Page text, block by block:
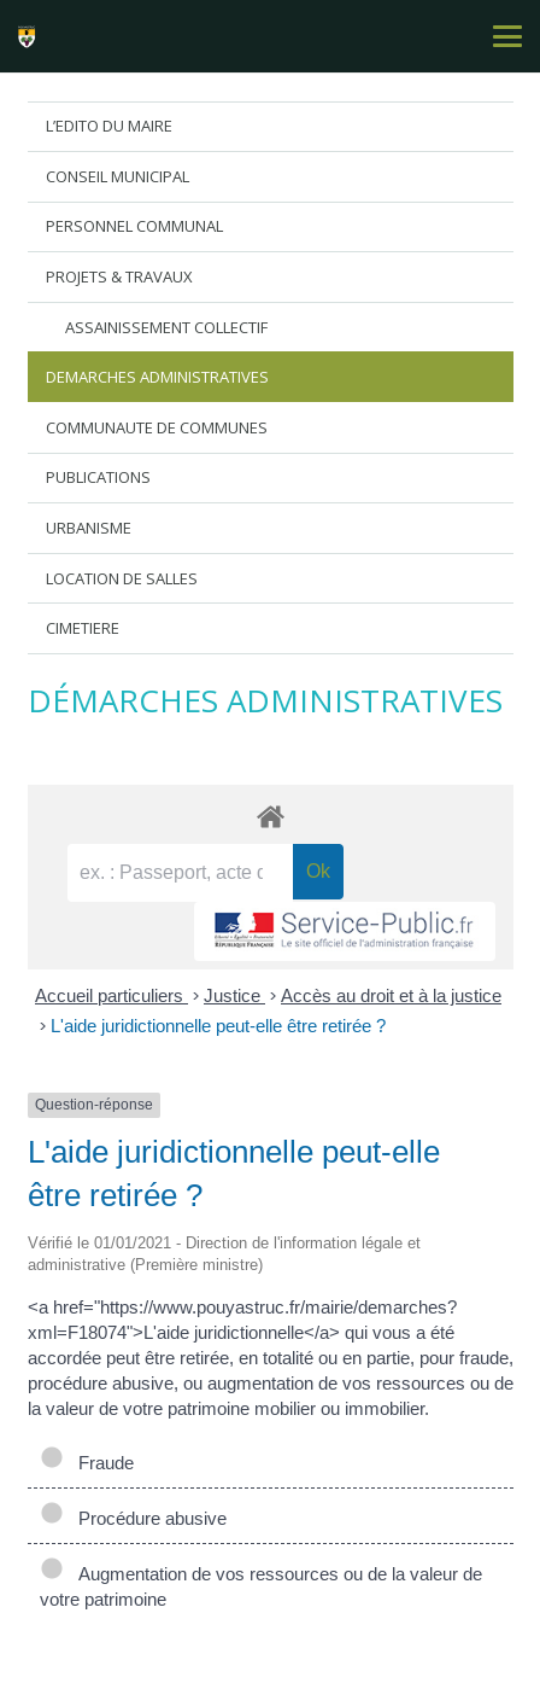
L’EDITO DU MAIRE
CONSEIL MUNICIPAL
PERSONNEL COMMUNAL
PROJETS & TRAVAUX
ASSAINISSEMENT COLLECTIF
DEMARCHES ADMINISTRATIVES
COMMUNAUTE DE COMMUNES
PUBLICATIONS
URBANISME
LOCATION DE SALLES
CIMETIERE
DÉMARCHES ADMINISTRATIVES
Accueil particuliers > Justice > Accès au droit et à la justice
> L'aide juridictionnelle peut-elle être retirée ?
Question-réponse
L'aide juridictionnelle peut-elle
être retirée ?
Vérifié le 01/01/2021 - Direction de l'information légale et
administrative (Première ministre)
<a href="https://www.pouyastruc.fr/mairie/demarches?
xml=F18074">L'aide juridictionnelle</a> qui vous a été
accordée peut être retirée, en totalité ou en partie, pour fraude,
procédure abusive, ou augmentation de vos ressources ou de
la valeur de votre patrimoine mobilier ou immobilier.
Fraude
Procédure abusive
Augmentation de vos ressources ou de la valeur de
votre patrimoine